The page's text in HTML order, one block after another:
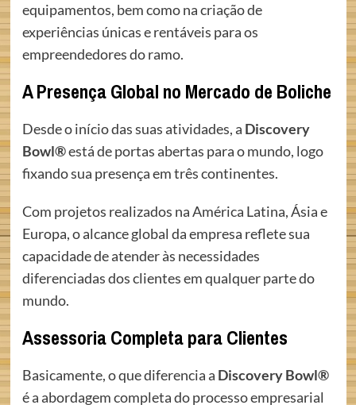
equipamentos, bem como na criação de
experiências únicas e rentáveis para os
empreendedores do ramo.
A Presença Global no Mercado de Boliche
Desde o início das suas atividades, a Discovery
Bowl®está de portas abertas para o mundo, logo
fixando sua presença em três continentes.
Com projetos realizados na América Latina, Ásia e
Europa, o alcance global da empresa reflete sua
capacidade de atender às necessidades
diferenciadas dos clientes em qualquer parte do
mundo.
Assessoria Completa para Clientes
Basicamente, o que diferencia a Discovery Bowl®
é a abordagem completa do processo empresarial